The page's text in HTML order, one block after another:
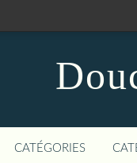
CATÉGORIES